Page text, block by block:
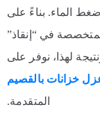
الماء. بناءً على
في “إنقاذ”
لهذا، نوفر على
خزانات بالقصيم
المتقدمة.